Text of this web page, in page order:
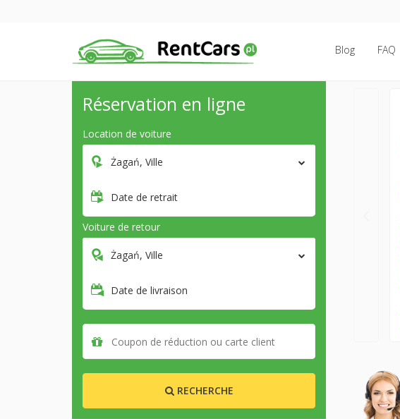
Blog FAQ
Réservation en ligne
Location de voiture
Żagań, Ville
Date de retrait
Voiture de retour
Żagań, Ville
Date de livraison
RECHERCHE